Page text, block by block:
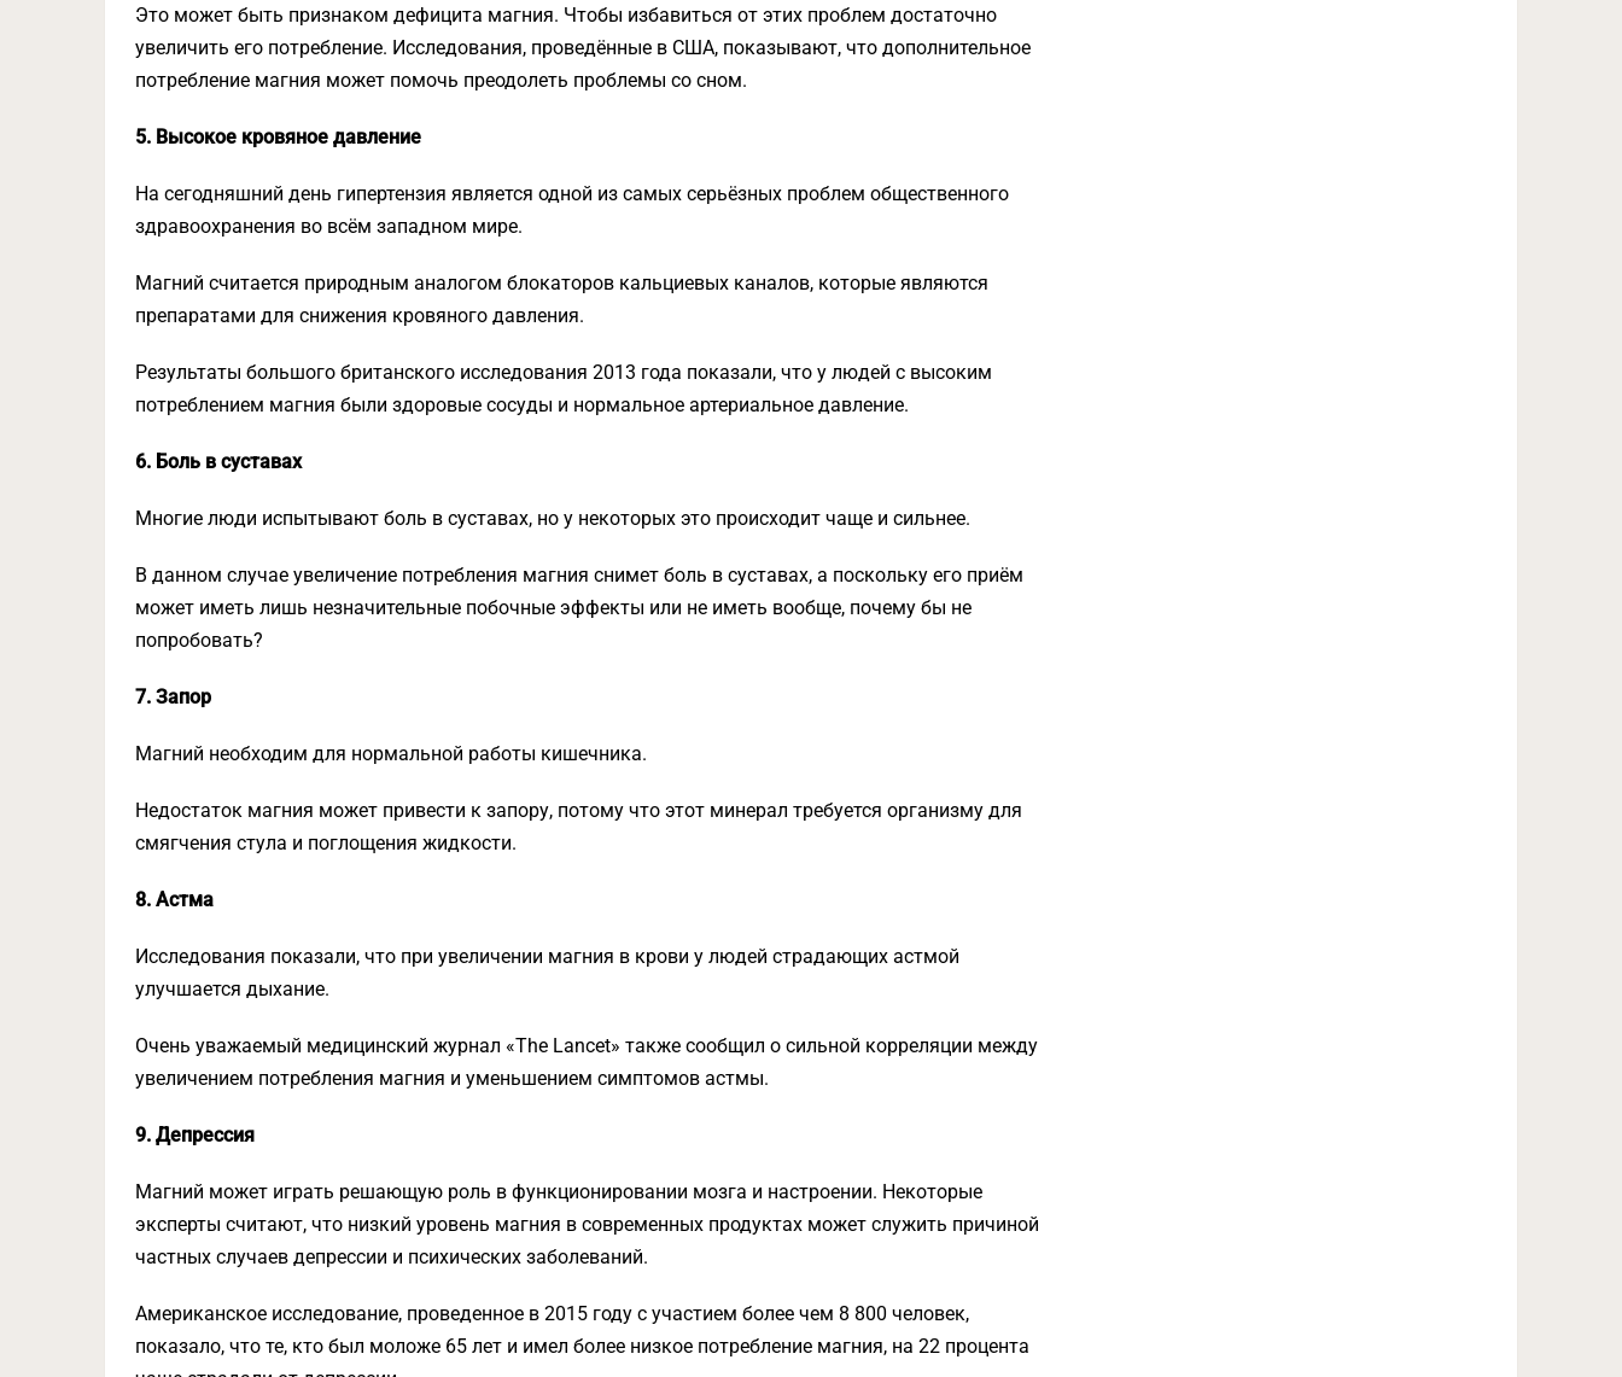
Это может быть признаком дефицита магния. Чтобы избавиться от этих проблем достаточно
увеличить его потребление. Исследования, проведённые в США, показывают, что дополнительное
потребление магния может помочь преодолеть проблемы со сном.
5. Высокое кровяное давление
На сегодняшний день гипертензия является одной из самых серьёзных проблем общественного
здравоохранения во всём западном мире.
Магний считается природным аналогом блокаторов кальциевых каналов, которые являются
препаратами для снижения кровяного давления.
Результаты большого британского исследования 2013 года показали, что у людей с высоким
потреблением магния были здоровые сосуды и нормальное артериальное давление.
6. Боль в суставах
Многие люди испытывают боль в суставах, но у некоторых это происходит чаще и сильнее.
В данном случае увеличение потребления магния снимет боль в суставах, а поскольку его приём
может иметь лишь незначительные побочные эффекты или не иметь вообще, почему бы не
попробовать?
7. Запор
Магний необходим для нормальной работы кишечника.
Недостаток магния может привести к запору, потому что этот минерал требуется организму для
смягчения стула и поглощения жидкости.
8. Астма
Исследования показали, что при увеличении магния в крови у людей страдающих астмой
улучшается дыхание.
Очень уважаемый медицинский журнал «The Lancet» также сообщил о сильной корреляции между
увеличением потребления магния и уменьшением симптомов астмы.
9. Депрессия
Магний может играть решающую роль в функционировании мозга и настроении. Некоторые
эксперты считают, что низкий уровень магния в современных продуктах может служить причиной
частных случаев депрессии и психических заболеваний.
Американское исследование, проведенное в 2015 году с участием более чем 8 800 человек,
показало, что те, кто был моложе 65 лет и имел более низкое потребление магния, на 22 процента